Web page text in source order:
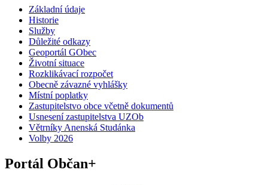
Základní údaje
Historie
Služby
Důležité odkazy
Geoportál GObec
Životní situace
Rozklikávací rozpočet
Obecně závazné vyhlášky
Místní poplatky
Zastupitelstvo obce včetně dokumentů
Usnesení zastupitelstva UZOb
Větrníky Anenská Studánka
Volby 2026
Portál Občan+